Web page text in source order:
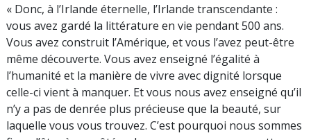
« Donc, à l’Irlande éternelle, l’Irlande transcendante :
vous avez gardé la littérature en vie pendant 500 ans.
Vous avez construit l’Amérique, et vous l’avez peut-être
même découverte. Vous avez enseigné l’égalité à
l’humanité et la manière de vivre avec dignité lorsque
celle-ci vient à manquer. Et vous nous avez enseigné qu’il
n’y a pas de denrée plus précieuse que la beauté, sur
laquelle vous vous trouvez. C’est pourquoi nous sommes